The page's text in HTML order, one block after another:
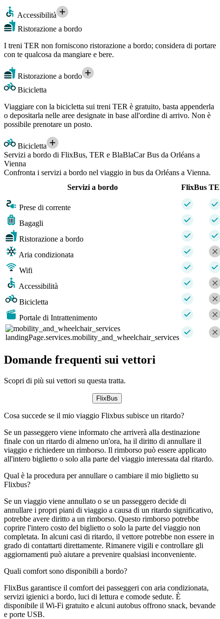
Accessibilità
Ristorazione a bordo
I treni TER non forniscono ristorazione a bordo; considera di portare
con te qualcosa da mangiare e bere.
Ristorazione a bordo
Bicicletta
Viaggiare con la bicicletta sui treni TER è gratuito, basta appenderla
o depositarla nelle aree designate in base all'ordine di arrivo. Non è
possibile prenotare un posto.
Bicicletta
Servizi a bordo di FlixBus, TER e BlaBlaCar Bus da Orléans a
Vienna
Confronta i servizi a bordo nel viaggio in bus da Orléans a Vienna.
Servizi a bordo
FlixBus
Prese di corrente
Bagagli
Ristorazione a bordo
Aria condizionata
Wifi
Accessibilità
Bicicletta
Portale di Intrattenimento
landingPage.services.mobility_and_wheelchair_services
Domande frequenti sui vettori
Scopri di più sui vettori su questa tratta.
FlixBus
Cosa succede se il mio viaggio Flixbus subisce un ritardo?
Se un passeggero viene informato che arriverà alla destinazione
finale con un ritardo di almeno un'ora, ha il diritto di annullare il
viaggio e richiedere un rimborso. Il rimborso può essere applicato
all'intero biglietto o solo alla parte del viaggio interessata dal ritardo.
Qual è la procedura per annullare o cambiare il mio biglietto su
Flixbus?
Se un viaggio viene annullato o se un passeggero decide di
annullare i propri piani di viaggio a causa di un ritardo significativo,
potrebbe avere diritto a un rimborso. Questo rimborso potrebbe
coprire l'intero costo del biglietto o solo la parte del viaggio non
completata. In alcuni casi di ritardo, il vettore potrebbe non essere in
grado di contattarti direttamente. Rimanere vigili e controllare gli
aggiornamenti può aiutare a prevenire qualsiasi inconveniente.
Quali comfort sono disponibili a bordo?
FlixBus garantisce il comfort dei passeggeri con aria condizionata,
servizi igienici a bordo, luci di lettura e comode sedute. È
disponibile il Wi-Fi gratuito e alcuni autobus offrono snack, bevande
e porte USB.